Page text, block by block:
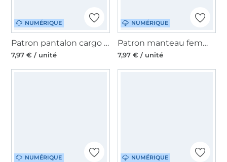
NUMÉRIQUE
Patron pantalon cargo femme pdf Maracuja Erbsünde, en allemand
7,97 € / unité
NUMÉRIQUE
Patron manteau femme pdf Fortaleza Erbsünde, en allemand
7,97 € / unité
NUMÉRIQUE NUMÉRIQUE